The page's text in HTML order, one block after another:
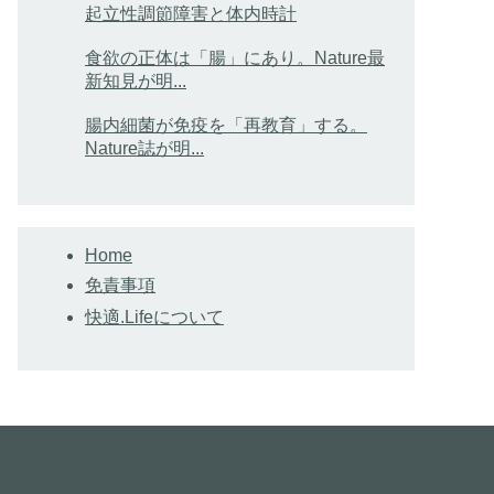
起立性調節障害と体内時計
食欲の正体は「腸」にあり。Nature最
新知見が明...
腸内細菌が免疫を「再教育」する。
Nature誌が明...
Home
免責事項
快適.Lifeについて